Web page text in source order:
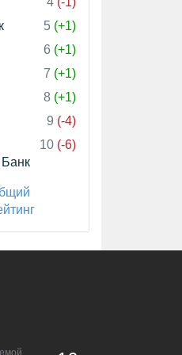
5 (+1)
6 (+1)
7 (+1)
8 (+1)
9 (-4)
Банк
10 (-6)